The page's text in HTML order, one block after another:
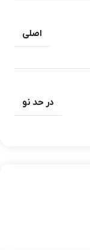
اصلی
در حد نو